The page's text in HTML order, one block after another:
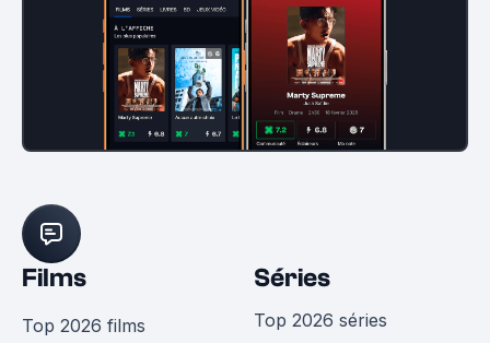
Films
Top 2026 films
Séries
Top 2026 séries